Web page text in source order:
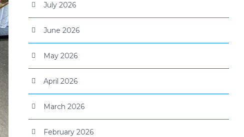
July 2026
June 2026
May 2026
April 2026
March 2026
February 2026